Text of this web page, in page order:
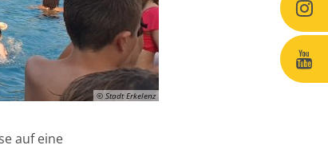
© Stadt Erkelenz
auf eine